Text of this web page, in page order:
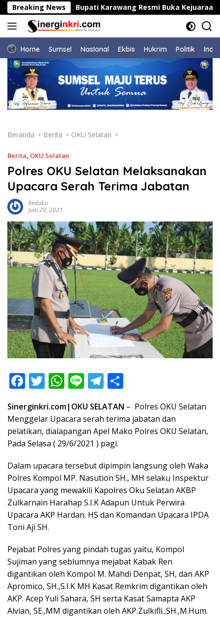
Langsung
ke
konten
Breaking NewsBupati Karawang Resmi Buka Kejuaraan
Home Sumsel NasIonal Ekbis Hukrim Politik
Beranda Berita OKU Selatan
Berita OKU Selatan
Polres OKU Selatan Melaksanakan
Upacara Serah Terima Jabatan
Redaksi
Juni 29, 2021
F
e
b
o
o
k
T
itt
er
W
at
s
A
p
p
Li
e
T
e
gr
a
m
ar
e
Sinerginkri.com|OKU SELATAN – Polres OKU Selatan
Menggelar Upacara serah terima jabatan dan
pelatikan, dialapangan Apel Mako Polres OKU Selatan,
Pada Selasa ( 29/6/2021 ) pagi.
Dalam upacara tersebut dipimpin langsung oleh Waka
Polres Kompol MP. Nasution SH., MH selaku Inspektur
Upacara yang mewakili Kapolres Oku Selatan AKBP
Zulkarnain Harahap S.I.K Adapun Untuk Perwira
Upacara AKP Hardan. HS dan Komandan Upacara IPDA
Toni Aji SH.
Pejabat Polres yang pindah tugas yaitu, Kompol
Sujiman yang seblumnya mejabat Kabak Ren
digantikan oleh Kompol M. Mahdi Denpat, SH, dan AKP
Apromico, SH.,S.I.K MH Kasat Remkrim digantikan oleh
AKP. Acep Yuli Sahara, SH serta Kasat Samapta AKP
Alvian, SE.,MM digantikan oleh AKP.Zulkifli.,SH.,M.Hum.